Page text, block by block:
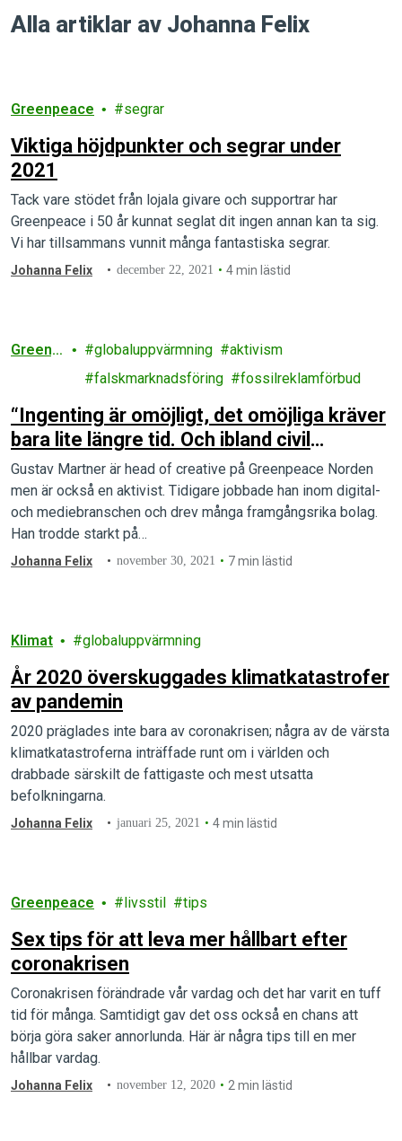
Alla artiklar av Johanna Felix
Greenpeace segrar
Viktiga höjdpunkter och segrar under
2021
Tack vare stödet från lojala givare och supportrar har
Greenpeace i 50 år kunnat seglat dit ingen annan kan ta sig.
Vi har tillsammans vunnit många fantastiska segrar.
Johanna Felix december 22, 2021 4 min lästid
Greenp
globaluppvärmning
aktivism
falskmarknadsföring
fossilreklamförbud
“Ingenting är omöjligt, det omöjliga kräver
bara lite längre tid. Och ibland civil
olydnad” – Gustav Martner
Gustav Martner är head of creative på Greenpeace Norden
men är också en aktivist. Tidigare jobbade han inom digital-
och mediebranschen och drev många framgångsrika bolag.
Han trodde starkt på…
Johanna Felix november 30, 2021 7 min lästid
Klimat globaluppvärmning
År 2020 överskuggades klimatkatastrofer
av pandemin
2020 präglades inte bara av coronakrisen; några av de värsta
klimatkatastroferna inträffade runt om i världen och
drabbade särskilt de fattigaste och mest utsatta
befolkningarna.
Johanna Felix januari 25, 2021 4 min lästid
Greenpeace livsstil tips
Sex tips för att leva mer hållbart efter
coronakrisen
Coronakrisen förändrade vår vardag och det har varit en tuff
tid för många. Samtidigt gav det oss också en chans att
börja göra saker annorlunda. Här är några tips till en mer
hållbar vardag.
Johanna Felix november 12, 2020 2 min lästid